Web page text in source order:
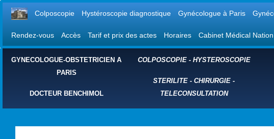
Colposcopie Hystéroscopie diagnostique Gynécologue à Paris
Rendez-vous Accès Tarif et prix des actes Horaires Cabinet Médical Nation
GYNECOLOGUE-OBSTETRICIEN A
PARIS
DOCTEUR BENCHIMOL
COLPOSCOPIE- HYSTEROSCOPIE
STERILITE -CHIRURGIE -
TELECONSULTATION